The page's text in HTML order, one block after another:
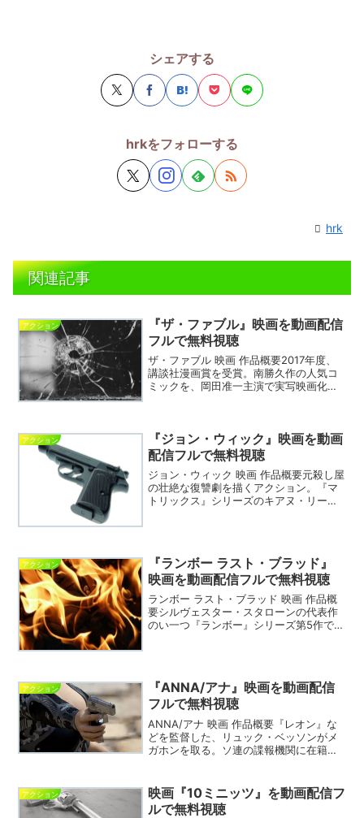
シェアする
hrkをフォローする
hrk
関連記事
アクション
『ザ・ファブル』映画を動画配信
フルで無料視聴
ザ・ファブル 映画 作品概要2017年度、
講談社漫画賞を受賞。南勝久作の人気コ
ミックを、岡田准一主演で実写映画化。
情...
アクション
『ジョン・ウィック』映画を動画
配信フルで無料視聴
ジョン・ウィック 映画 作品概要元殺し屋
の壮絶な復讐劇を描くアクション。『マ
トリックス』シリーズのキアヌ・リーヴ
アクション
『ランボー ラスト・ブラッド』
映画を動画配信フルで無料視聴
ランボー ラスト・ブラッド 映画 作品概
要シルヴェスター・スタローンの代表作
のい一つ『ランボー』シリーズ第5作で完
アクション
『ANNA/アナ』映画を動画配信
フルで無料視聴
ANNA/アナ 映画 作品概要『レオン』な
どを監督した、リュック・ベッソンがメ
ガホンを取る。ソ連の諜報機関に在籍す
無料視聴できるVODサイトの紹介※ こ
ち...
アクション
映画『10ミニッツ』を動画配信フ
ルで無料視聴